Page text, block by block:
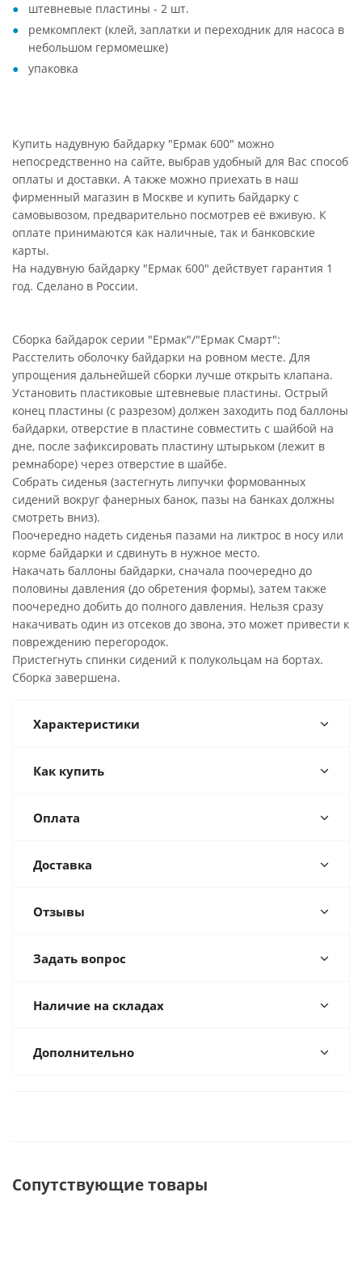
штевневые пластины - 2 шт.
ремкомплект (клей, заплатки и переходник для насоса в
небольшом гермомешке)
упаковка
Купить надувную байдарку "Ермак 600" можно
непосредственно на сайте, выбрав удобный для Вас способ
оплаты и доставки. А также можно приехать в наш
фирменный магазин в Москве и купить байдарку с
самовывозом, предварительно посмотрев её вживую. К
оплате принимаются как наличные, так и банковские
карты.
На надувную байдарку "Ермак 600" действует гарантия 1
год. Сделано в России.
Сборка байдарок серии "Ермак"/"Ермак Смарт":
Расстелить оболочку байдарки на ровном месте. Для
упрощения дальнейшей сборки лучше открыть клапана.
Установить пластиковые штевневые пластины. Острый
конец пластины (с разрезом) должен заходить под баллоны
байдарки, отверстие в пластине совместить с шайбой на
дне, после зафиксировать пластину штырьком (лежит в
ремнаборе) через отверстие в шайбе.
Собрать сиденья (застегнуть липучки формованных
сидений вокруг фанерных банок, пазы на банках должны
смотреть вниз).
Поочередно надеть сиденья пазами на ликтрос в носу или
корме байдарки и сдвинуть в нужное место.
Накачать баллоны байдарки, сначала поочередно до
половины давления (до обретения формы), затем также
поочередно добить до полного давления. Нельзя сразу
накачивать один из отсеков до звона, это может привести к
повреждению перегородок.
Пристегнуть спинки сидений к полукольцам на бортах.
Сборка завершена.
Характеристики
Как купить
Оплата
Доставка
Отзывы
Задать вопрос
Наличие на складах
Дополнительно
Сопутствующие товары